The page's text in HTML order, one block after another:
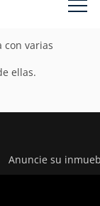
con varias
ellas.
Anuncie su